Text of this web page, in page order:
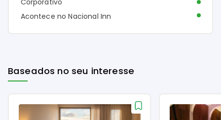
Acontece no Nacional Inn
Baseados no seu interesse